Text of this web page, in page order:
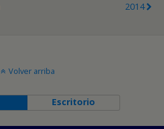
2014
Volver arriba
Escritorio